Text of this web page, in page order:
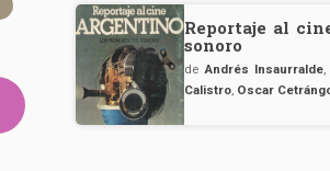
Reportaje al
sonoro
deAndrés Insaurralde
Calistro, Oscar